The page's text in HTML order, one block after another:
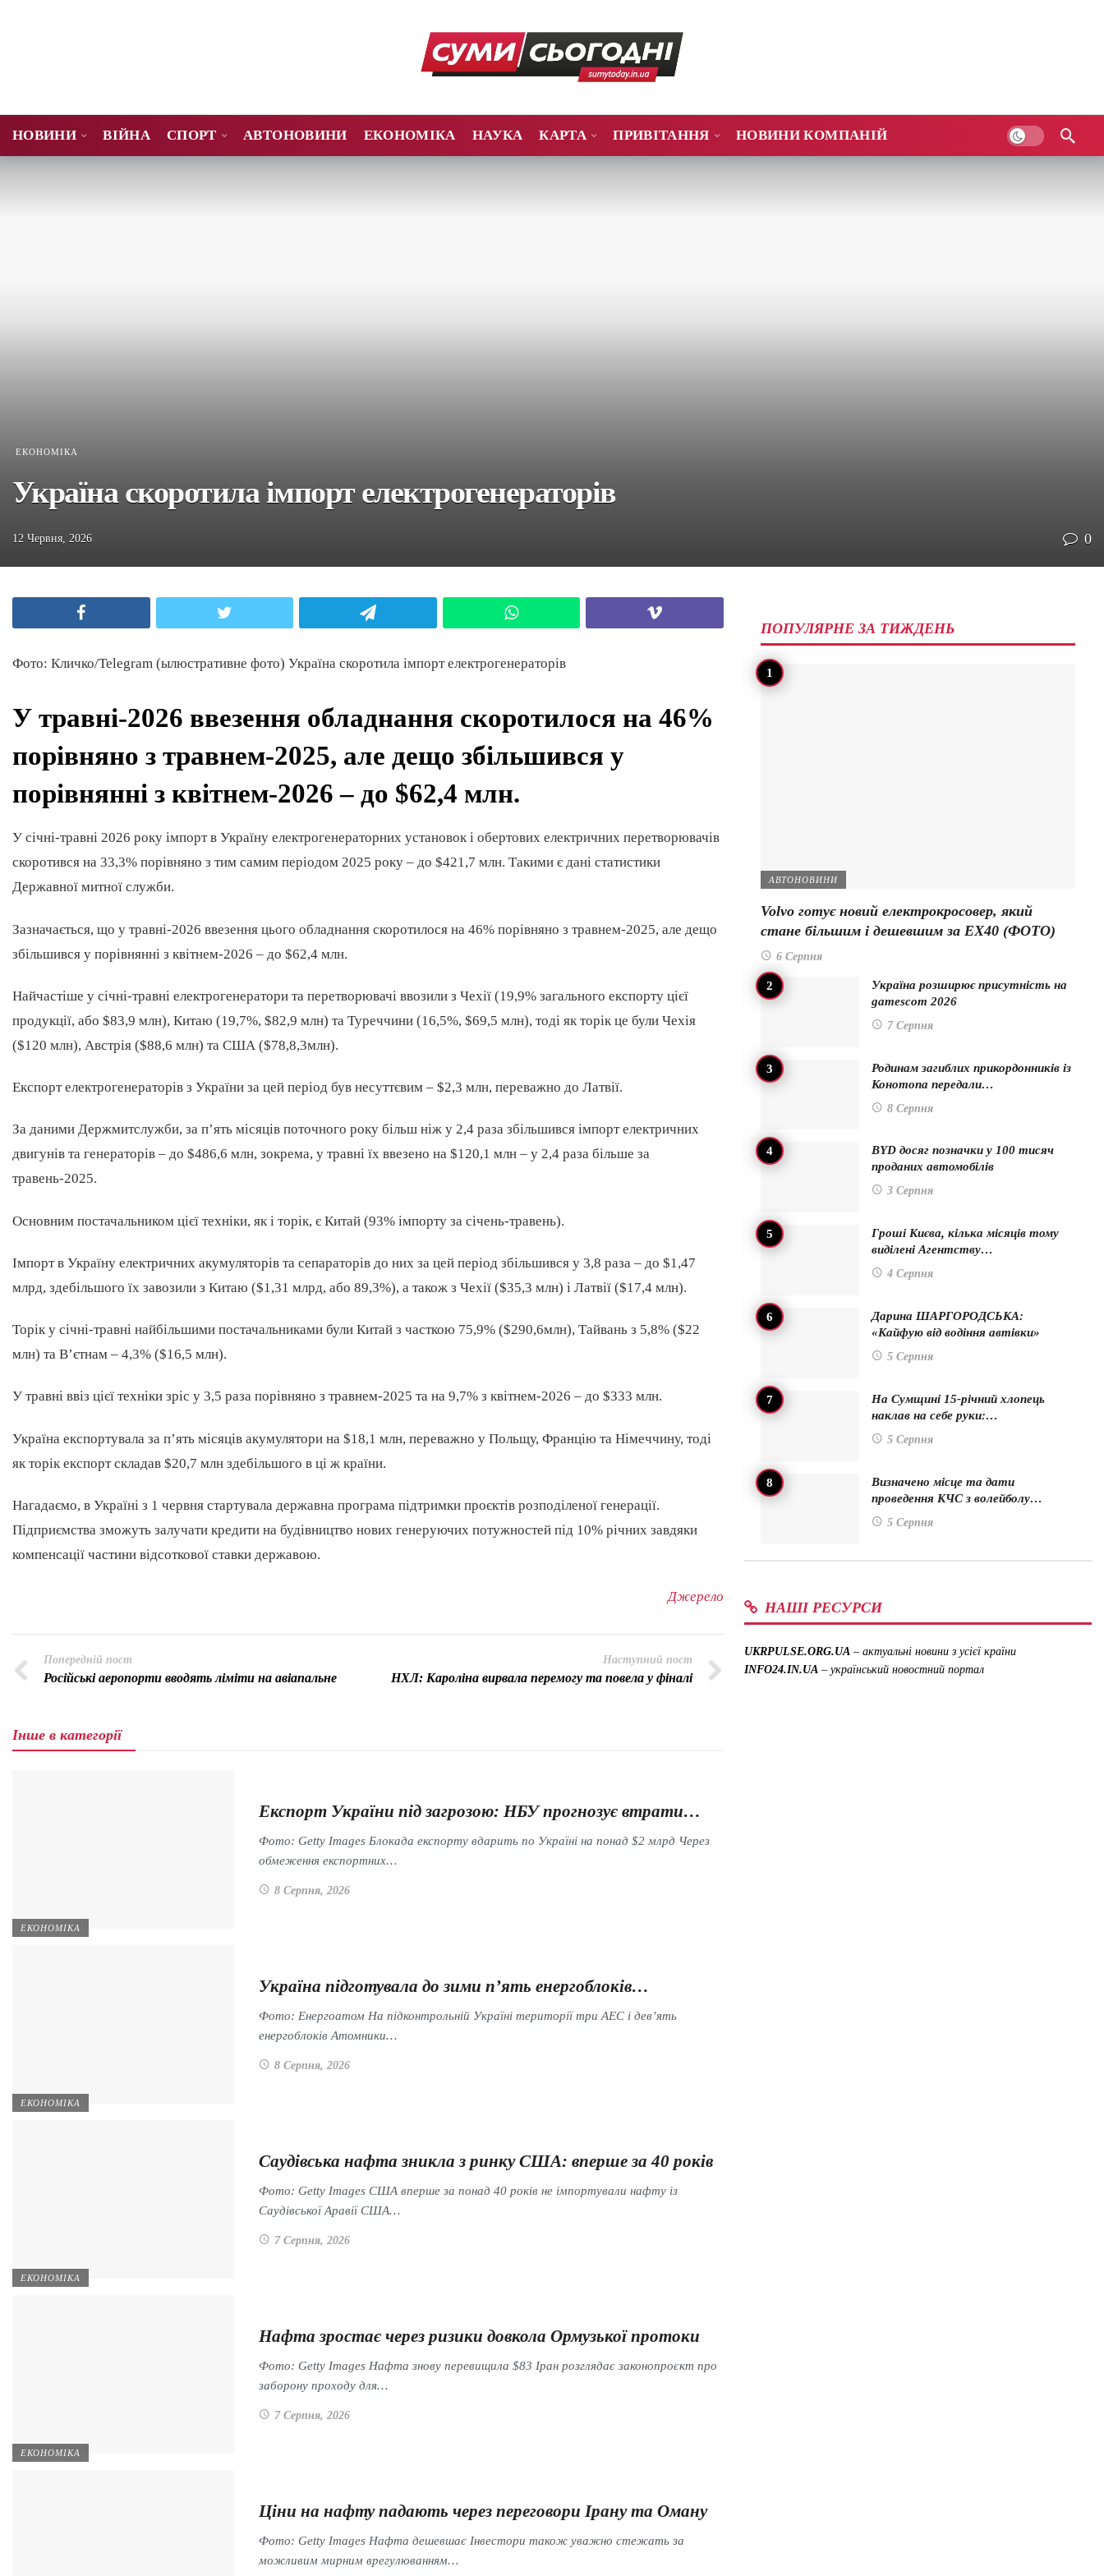
НОВИНИ ВІЙНА СПОРТ АВТОНОВИНИ ЕКОНОМІКА НАУКА КАРТА ПРИВІТАННЯ НОВИНИ КОМПАНІЙ
ЕКОНОМІКА
Україна скоротила імпорт електрогенераторів
12 Червня, 2026 0
Фото: Кличко/Telegram (ылюстративне фото) Україна скоротила імпорт електрогенераторів
У травні-2026 ввезення обладнання скоротилося на 46%
порівняно з травнем-2025, але дещо збільшився у
порівнянні з квітнем-2026 – до $62,4 млн.
У січні-травні 2026 року імпорт в Україну електрогенераторних установок і обертових електричних перетворювачів
скоротився на 33,3% порівняно з тим самим періодом 2025 року – до $421,7 млн. Такими є дані статистики
Державної митної служби.
Зазначається, що у травні-2026 ввезення цього обладнання скоротилося на 46% порівняно з травнем-2025, але дещо
збільшився у порівнянні з квітнем-2026 – до $62,4 млн.
Найчастіше у січні-травні електрогенератори та перетворювачі ввозили з Чехії (19,9% загального експорту цієї
продукції, або $83,9 млн), Китаю (19,7%, $82,9 млн) та Туреччини (16,5%, $69,5 млн), тоді як торік це були Чехія
($120 млн), Австрія ($88,6 млн) та США ($78,8,3млн).
Експорт електрогенераторів з України за цей період був несуттєвим – $2,3 млн, переважно до Латвії.
За даними Держмитслужби, за п’ять місяців поточного року більш ніж у 2,4 раза збільшився імпорт електричних
двигунів та генераторів – до $486,6 млн, зокрема, у травні їх ввезено на $120,1 млн – у 2,4 раза більше за
травень-2025.
Основним постачальником цієї техніки, як і торік, є Китай (93% імпорту за січень-травень).
Імпорт в Україну електричних акумуляторів та сепараторів до них за цей період збільшився у 3,8 раза – до $1,47
млрд, здебільшого їх завозили з Китаю ($1,31 млрд, або 89,3%), а також з Чехії ($35,3 млн) і Латвії ($17,4 млн).
Торік у січні-травні найбільшими постачальниками були Китай з часткою 75,9% ($290,6млн), Тайвань з 5,8% ($22
млн) та В’єтнам – 4,3% ($16,5 млн).
У травні ввіз цієї техніки зріс у 3,5 раза порівняно з травнем-2025 та на 9,7% з квітнем-2026 – до $333 млн.
Україна експортувала за п’ять місяців акумулятори на $18,1 млн, переважно у Польщу, Францію та Німеччину, тоді
як торік експорт складав $20,7 млн здебільшого в ці ж країни.
Нагадаємо, в Україні з 1 червня стартувала державна програма підтримки проєктів розподіленої генерації.
Підприємства зможуть залучати кредити на будівництво нових генеруючих потужностей під 10% річних завдяки
компенсації частини відсоткової ставки державою.
Джерело
Попередній пост
Російські аеропорти вводять ліміти на авіапальне
Наступний пост
НХЛ: Кароліна вирвала перемогу та повела у фіналі
Інше в категорії
ЕКОНОМІКА
Експорт України під загрозою: НБУ прогнозує втрати…
Фото: Getty Images Блокада експорту вдарить по Україні на понад $2 млрд Через
обмеження експортних…
8 Серпня, 2026
ЕКОНОМІКА
Україна підготувала до зими п’ять енергоблоків…
Фото: Енергоатом На підконтрольній Україні території три АЕС і дев’ять
енергоблоків Атомники…
8 Серпня, 2026
ЕКОНОМІКА
Саудівська нафта зникла з ринку США: вперше за 40 років
Фото: Getty Images США вперше за понад 40 років не імпортували нафту із
Саудівської Аравії США…
7 Серпня, 2026
ЕКОНОМІКА
Нафта зростає через ризики довкола Ормузької протоки
Фото: Getty Images Нафта знову перевищила $83 Іран розглядає законопроєкт про
заборону проходу для…
7 Серпня, 2026
Ціни на нафту падають через переговори Ірану та Оману
Фото: Getty Images Нафта дешевшає Інвестори також уважно стежать за
можливим мирним врегулюванням…
ПОПУЛЯРНЕ ЗА ТИЖДЕНЬ
АВТОНОВИНИ
Volvo готує новий електрокросовер, який
стане більшим і дешевшим за EX40 (ФОТО)
6 Серпня
Україна розширює присутність на
gamescom 2026
7 Серпня
Родинам загиблих прикордонників із
Конотопа передали…
8 Серпня
BYD досяг позначки у 100 тисяч
проданих автомобілів
3 Серпня
Гроші Києва, кілька місяців тому
виділені Агентству…
4 Серпня
Дарина ШАРГОРОДСЬКА:
«Кайфую від водіння автівки»
5 Серпня
На Сумщині 15-річний хлопець
наклав на себе руки:…
5 Серпня
Визначено місце та дати
проведення КЧС з волейболу…
5 Серпня
НАШІ РЕСУРСИ
UKRPULSE.ORG.UA – актуальні новини з усієї країни
INFO24.IN.UA – український новостний портал